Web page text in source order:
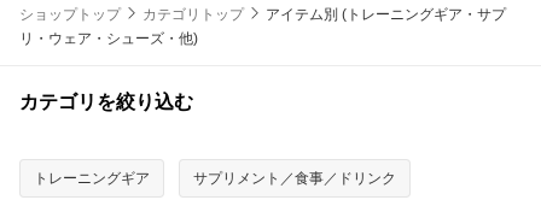
ショップトップ カテゴリトップ
アイテム別 (トレーニングギア・サプ
リ・ウェア・シューズ・他)
カテゴリを絞り込む
トレーニングギア サプリメント／食事／ドリンク